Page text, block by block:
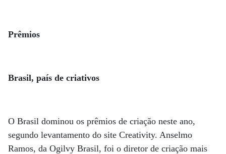
Prêmios
Brasil, país de criativos
O Brasil dominou os prêmios de criação neste ano,
segundo levantamento do site Creativity. Anselmo
Ramos, da Ogilvy Brasil, foi o diretor de criação mais